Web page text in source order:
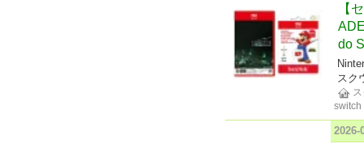
【
do
スク
ス
switch
2026-